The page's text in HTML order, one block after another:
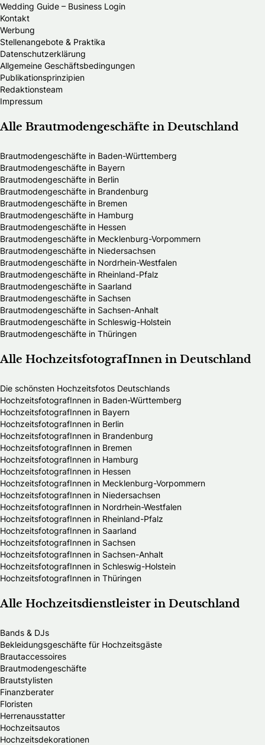
Wedding Guide – Business Login
Kontakt
Werbung
Stellenangebote & Praktika
Datenschutzerklärung
Allgemeine Geschäftsbedingungen
Publikationsprinzipien
Redaktionsteam
Impressum
Alle Brautmodengeschäfte in Deutschland
Brautmodengeschäfte in Baden-Württemberg
Brautmodengeschäfte in Bayern
Brautmodengeschäfte in Berlin
Brautmodengeschäfte in Brandenburg
Brautmodengeschäfte in Bremen
Brautmodengeschäfte in Hamburg
Brautmodengeschäfte in Hessen
Brautmodengeschäfte in Mecklenburg-Vorpommern
Brautmodengeschäfte in Niedersachsen
Brautmodengeschäfte in Nordrhein-Westfalen
Brautmodengeschäfte in Rheinland-Pfalz
Brautmodengeschäfte in Saarland
Brautmodengeschäfte in Sachsen
Brautmodengeschäfte in Sachsen-Anhalt
Brautmodengeschäfte in Schleswig-Holstein
Brautmodengeschäfte in Thüringen
Alle HochzeitsfotografInnen in Deutschland
Die schönsten Hochzeitsfotos Deutschlands
HochzeitsfotografInnen in Baden-Württemberg
HochzeitsfotografInnen in Bayern
HochzeitsfotografInnen in Berlin
HochzeitsfotografInnen in Brandenburg
HochzeitsfotografInnen in Bremen
HochzeitsfotografInnen in Hamburg
HochzeitsfotografInnen in Hessen
HochzeitsfotografInnen in Mecklenburg-Vorpommern
HochzeitsfotografInnen in Niedersachsen
HochzeitsfotografInnen in Nordrhein-Westfalen
HochzeitsfotografInnen in Rheinland-Pfalz
HochzeitsfotografInnen in Saarland
HochzeitsfotografInnen in Sachsen
HochzeitsfotografInnen in Sachsen-Anhalt
HochzeitsfotografInnen in Schleswig-Holstein
HochzeitsfotografInnen in Thüringen
Alle Hochzeitsdienstleister in Deutschland
Bands & DJs
Bekleidungsgeschäfte für Hochzeitsgäste
Brautaccessoires
Brautmodengeschäfte
Brautstylisten
Finanzberater
Floristen
Herrenausstatter
Hochzeitsautos
Hochzeitsdekorationen